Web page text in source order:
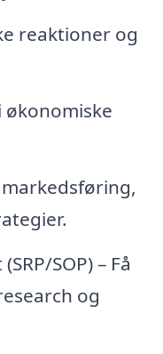
reaktioner og
økonomiske
SOP) – Få
og